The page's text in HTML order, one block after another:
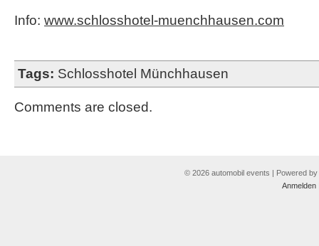
Info: www.schlosshotel-muenchhausen.com
Tags: Schlosshotel Münchhausen
Comments are closed.
© 2026 automobil events | Powered by
Anmelden|